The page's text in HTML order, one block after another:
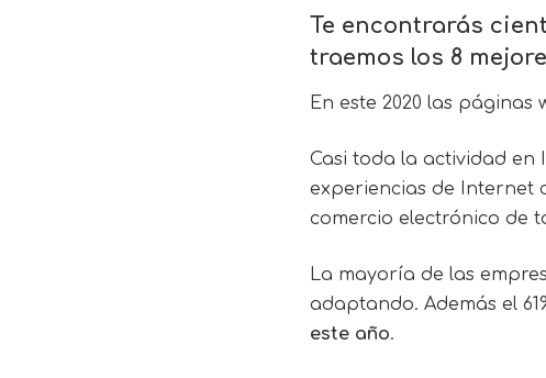
Te encontrarás
traemos los 8
En este 2020 las
Casi toda la actividad en
experiencias de Internet
comercio electrónico de
La mayoría de las
adaptando. Además el
este año.